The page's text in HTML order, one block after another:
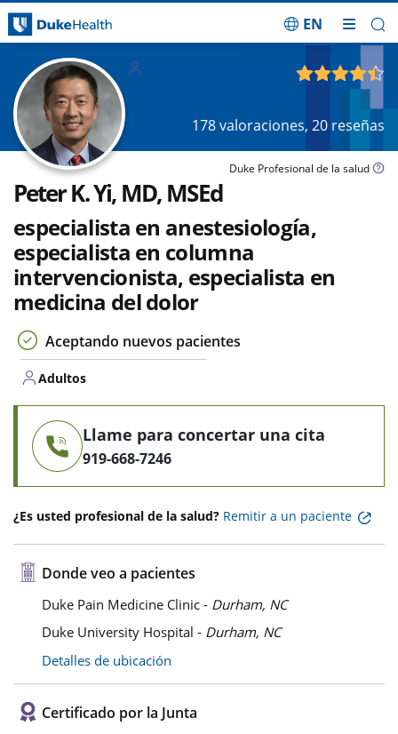
EN
178valoraciones, 20 reseñas
Duke Profesional de la salud
Peter K. Yi, MD, MSEd
especialista en anestesiología,
especialista en columna
intervencionista, especialista en
medicina del dolor
Aceptando nuevos pacientes
Adultos
Llame para concertar una cita
919-668-7246
¿Es usted profesional de la salud? Remitir a un paciente
Donde veo a pacientes
Duke Pain Medicine Clinic - Durham, NC
Duke University Hospital - Durham, NC
Detalles de ubicación
Certificado por la Junta